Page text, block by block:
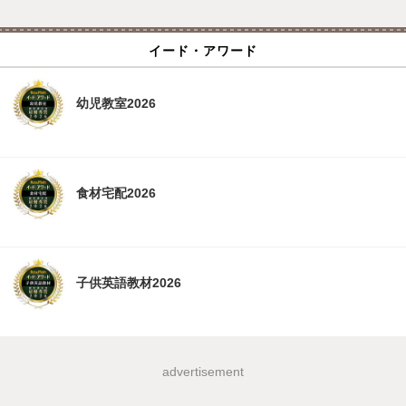
イード・アワード
幼児教室2026
食材宅配2026
子供英語教材2026
advertisement